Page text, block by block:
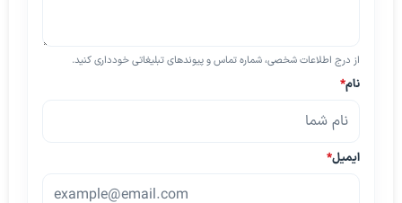
از درج اطلاعات شخصی، شماره تماس و پیوندهای تبلیغاتی خودداری کنید.
نام*
ایمیل*